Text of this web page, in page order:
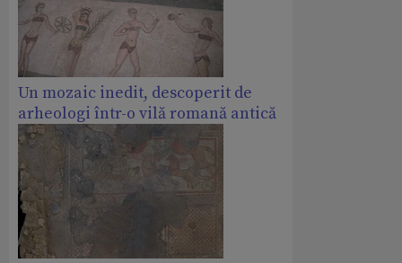
Un mozaic inedit, descoperit de
arheologi într-o vilă romană antică